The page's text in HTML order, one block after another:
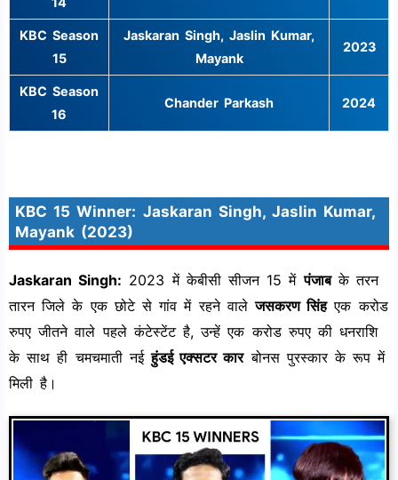
KBC Season
15
Jaskaran Singh, Jaslin Kumar,
Mayank
2023
KBC Season
16
Chander Parkash 2024
KBC 15 Winner: Jaskaran Singh, Jaslin Kumar,
Mayank (2023)
Jaskaran Singh: 2023 में केबीसी सीजन 15 मेंपंजाबके तरन
तारन जिले के एक छोटे से गांव में रहने वालेजसकरण सिंहएक करोड
रुपए जीतने वाले पहले कंटेस्टेंट है, उन्हें एक करोड रुपए की धनराशि
के साथ ही चमचमाती नईहुंडई एक्सटर कारबोनस पुरस्कार के रूप में
मिली है।